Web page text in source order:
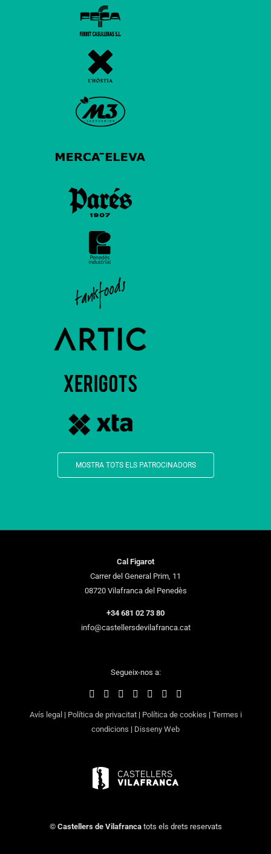
MOSTRA TOTS ELS PATROCINADORS
Cal Figarot
Carrer del General Prim, 11
08720 Vilafranca del Penedès
+34 681 02 73 80
info@castellersdevilafranca.cat
Segueix-nos a:
Avís legal| Política de privacitat| Política de cookies | Termes i
condicions | Disseny Web
© Castellers de Vilafrancatots els drets reservats